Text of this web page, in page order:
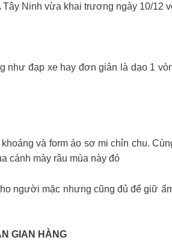
Ninh vừa khai trương ngày 10/12
đạp xe hay đơn giản là dạo 1
và form áo sơ mi chỉn chu.
cánh mày râu mùa này đó
người mặc nhưng cũng đủ để giữ
GIAN HÀNG